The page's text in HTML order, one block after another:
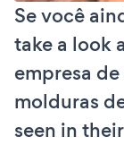
Se você
take a look
empresa
molduras
seen in